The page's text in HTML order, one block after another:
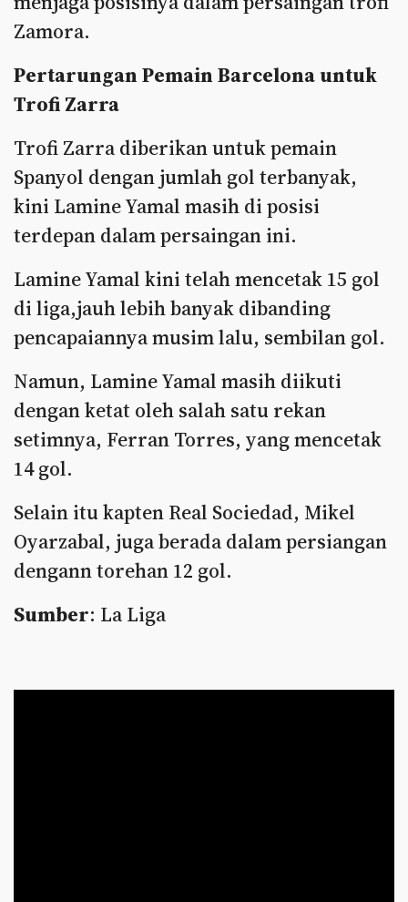
Zamora.
Pertarungan Pemain Barcelona untuk
Trofi Zarra
Trofi Zarra diberikan untuk pemain
Spanyol dengan jumlah gol terbanyak,
kini Lamine Yamal masih di posisi
terdepan dalam persaingan ini.
Lamine Yamal kini telah mencetak 15 gol
di liga,jauh lebih banyak dibanding
pencapaiannya musim lalu, sembilan gol.
Namun, Lamine Yamal masih diikuti
dengan ketat oleh salah satu rekan
setimnya, Ferran Torres, yang mencetak
14 gol.
Selain itu kapten Real Sociedad, Mikel
Oyarzabal, juga berada dalam persiangan
dengann torehan 12 gol.
Sumber: La Liga